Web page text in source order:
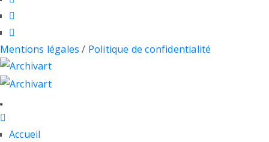
Mentions légales / Politique de confidentialité
Accueil